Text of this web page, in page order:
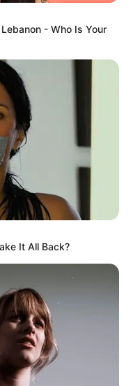
vos
ce que
grosse somme
les
la chance.
comme ils
vous conviennent
tirage.
- Who Is Your
It All Back?